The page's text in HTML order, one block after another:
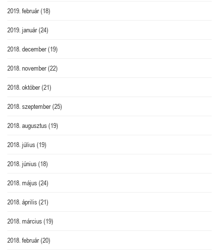
2019. február(18)
2019. január(24)
2018. december(19)
2018. november(22)
2018. október(21)
2018. szeptember(25)
2018. augusztus(19)
2018. július(19)
2018. június(18)
2018. május(24)
2018. április(21)
2018. március(19)
2018. február(20)